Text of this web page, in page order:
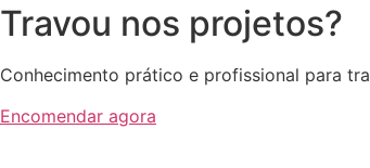
Travou nos projetos?
Conhecimento prático e profissional para
Encomendar agora